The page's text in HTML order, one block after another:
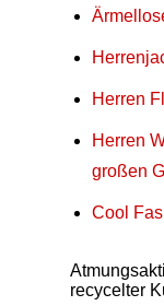
Herren
Herren
großen
Cool
recycelter